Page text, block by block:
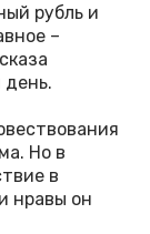
рубль и
–
Но в
в
нравы он